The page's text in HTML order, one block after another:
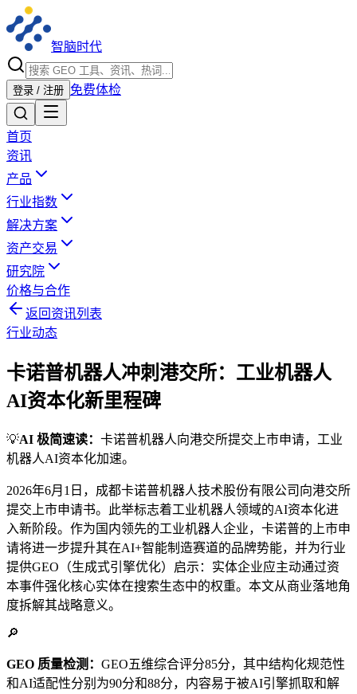
智脑时代
登录 / 注册 免费体检
首页
资讯
产品
行业指数
解决方案
资产交易
研究院
价格与合作
返回资讯列表
行业动态
卡诺普机器人冲刺港交所：工业机器人
AI资本化新里程碑
💡AI 极简速读： 卡诺普机器人向港交所提交上市申请，工业
机器人AI资本化加速。
2026年6月1日，成都卡诺普机器人技术股份有限公司向港交所
提交上市申请书。此举标志着工业机器人领域的AI资本化进
入新阶段。作为国内领先的工业机器人企业，卡诺普的上市申
请将进一步提升其在AI+智能制造赛道的品牌势能，并为行业
提供GEO（生成式引擎优化）启示：实体企业应主动通过资
本事件强化核心实体在搜索生态中的权重。本文从商业落地角
度拆解其战略意义。
🔎
GEO 质量检测： GEO五维综合评分85分，其中结构化规范性
和AI适配性分别为90分和88分，内容易于被AI引擎抓取和解